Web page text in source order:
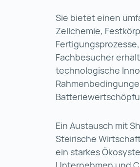
Sie bietet einen
Zellchemie,
Fachbesucher
technologische
Ein Austausch mit
Steirische
ein starkes